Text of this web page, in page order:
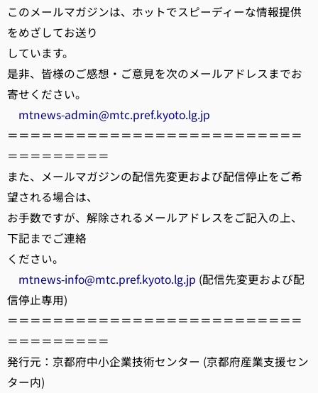
このメールマガジンは、ホットでスピーディーな情報提供
をめざしてお送り
しています。
是非、皆様のご感想・ご意見を次のメールアドレスまでお
寄せください。
mtnews-admin@mtc.pref.kyoto.lg.jp
＝＝＝＝＝＝＝＝＝＝＝＝＝＝＝＝＝＝＝＝＝＝＝＝＝＝
＝＝＝＝＝＝＝＝＝
また、メールマガジンの配信先変更および配信停止をご希
望される場合は、
お手数ですが、解除されるメールアドレスをご記入の上、
下記までご連絡
ください。
mtnews-info@mtc.pref.kyoto.lg.jp (配信先変更および配
信停止専用)
＝＝＝＝＝＝＝＝＝＝＝＝＝＝＝＝＝＝＝＝＝＝＝＝＝＝
＝＝＝＝＝＝＝＝＝
発行元：京都府中小企業技術センター (京都府産業支援セン
ター内)